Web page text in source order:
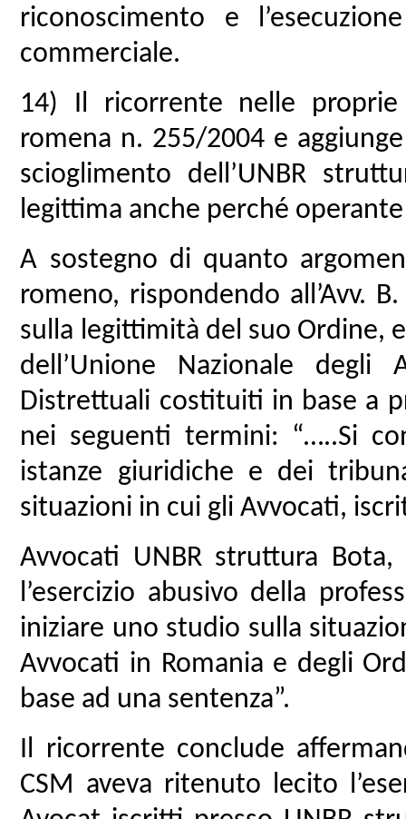
riconoscimento e
commerciale.
14) Il ricorrente nelle
romena n. 255/2004 e
scioglimento dell’UNBR
legittima anche perché
A sostegno di quanto
romeno, rispondendo all’Avv.
sulla legittimità del suo Ordine,
dell’Unione Nazionale
Distrettuali costituiti in base a
nei seguenti termini: “…..Si
istanze giuridiche e dei
situazioni in cui gli Avvocati,
Avvocati UNBR struttura
l’esercizio abusivo della
iniziare uno studio sulla
Avvocati in Romania e degli
base ad una sentenza”.
Il ricorrente conclude
CSM aveva ritenuto lecito